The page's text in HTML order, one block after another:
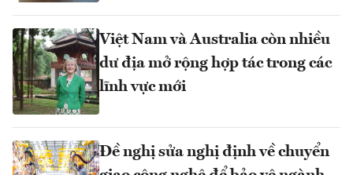
Việt Nam và Australia còn nhiều
dư địa mở rộng hợp tác trong các
lĩnh vực mới
Đề nghị sửa nghị định về chuyển